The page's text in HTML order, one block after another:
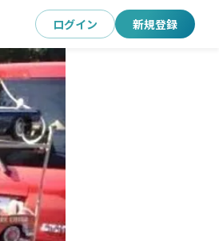
ログイン 新規登録